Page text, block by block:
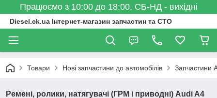
Працюємо з 10:00 до 18:00. СБ-НД - вихідні
Diesel.ck.ua Інтернет-магазин запчастин та СТО
Товари Нові запчастини до автомобілів Запчастини
Ремені, ролики, натягувачі (ГРМ і приводні) Audi A4